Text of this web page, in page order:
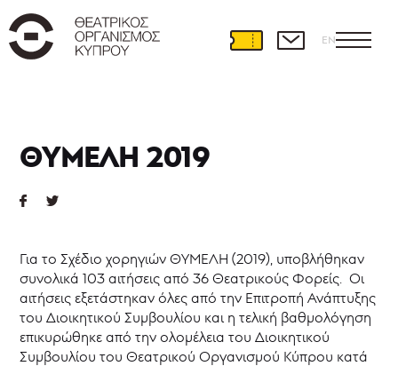
EN
ΘΥΜΕΛΗ 2019
Για το Σχέδιο χορηγιών ΘΥΜΕΛΗ (2019), υποβλήθηκαν
συνολικά 103 αιτήσεις από 36 Θεατρικούς Φορείς. Οι
αιτήσεις εξετάστηκαν όλες από την Επιτροπή Ανάπτυξης
του Διοικητικού Συμβουλίου και η τελική βαθμολόγηση
επικυρώθηκε από την ολομέλεια του Διοικητικού
Συμβουλίου του Θεατρικού Οργανισμού Κύπρου κατά
Διεθνείς
Θέατρο
Εκπαιδευτικά
προγράμματα
Ερασιτεχνικό
θέατρο
Θεατρική
γραφή